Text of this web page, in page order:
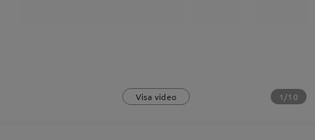
Visa video 1/10